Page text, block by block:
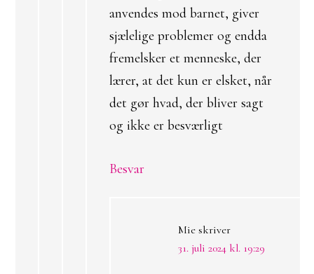
anvendes mod barnet, giver
sjælelige problemer og endda
fremelsker et menneske, der
lærer, at det kun er elsket, når
det gør hvad, der bliver sagt
og ikke er besværligt
Besvar
Mie skriver
31. juli 2024 kl. 19:29